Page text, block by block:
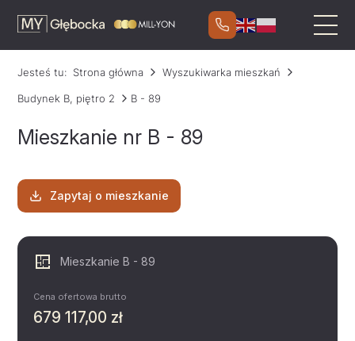
Jesteś tu: Strona główna Wyszukiwarka mieszkań
Budynek B, piętro 2 B - 89
Mieszkanie nr B - 89
Zapytaj o mieszkanie
Mieszkanie B - 89
Cena ofertowa brutto
679 117,00 zł